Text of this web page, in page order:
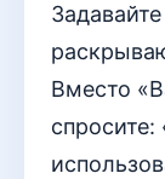
Вместо